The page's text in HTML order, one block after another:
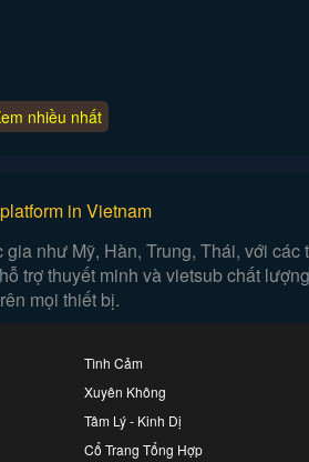
nhiều nhất
in Vietnam
như Mỹ, Hàn, Trung, Thái, với
trợ thuyết minh và vietsub chất
mọi thiết bị.
Tình Cảm
Xuyên Không
Tâm Lý - Kinh Dị
Cổ Trang Tổng Hợp